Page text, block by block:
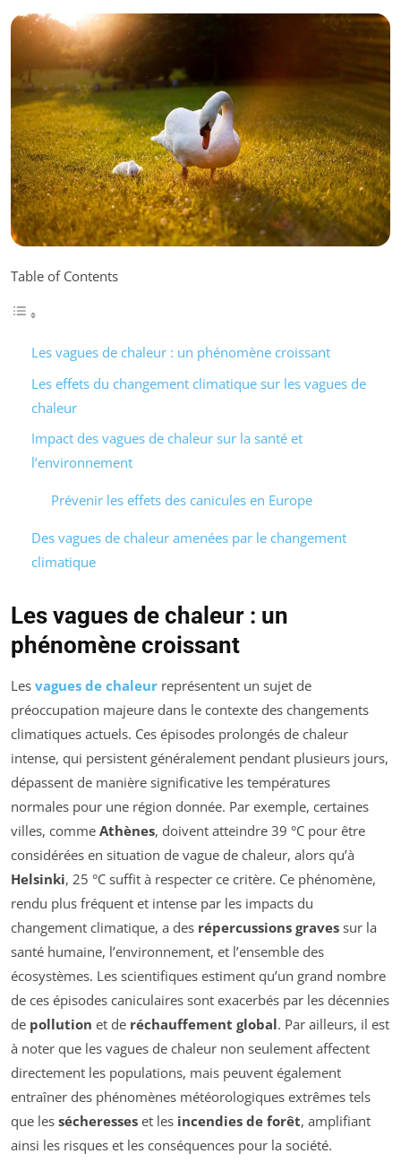
Table of Contents
Les vagues de chaleur : un phénomène croissant
Les effets du changement climatique sur les vagues de
chaleur
Impact des vagues de chaleur sur la santé et
l’environnement
Prévenir les effets des canicules en Europe
Des vagues de chaleur amenées par le changement
climatique
Les vagues de chaleur : un
phénomène croissant
Les vagues de chaleur représentent un sujet de
préoccupation majeure dans le contexte des changements
climatiques actuels. Ces épisodes prolongés de chaleur
intense, qui persistent généralement pendant plusieurs jours,
dépassent de manière significative les températures
normales pour une région donnée. Par exemple, certaines
villes, comme Athènes, doivent atteindre 39 °C pour être
considérées en situation de vague de chaleur, alors qu’à
Helsinki, 25 °C suffit à respecter ce critère. Ce phénomène,
rendu plus fréquent et intense par les impacts du
changement climatique, a des répercussions graves sur la
santé humaine, l’environnement, et l’ensemble des
écosystèmes. Les scientifiques estiment qu’un grand nombre
de ces épisodes caniculaires sont exacerbés par les décennies
de pollution et de réchauffement global. Par ailleurs, il est
à noter que les vagues de chaleur non seulement affectent
directement les populations, mais peuvent également
entraîner des phénomènes météorologiques extrêmes tels
que les sécheresses et les incendies de forêt, amplifiant
ainsi les risques et les conséquences pour la société.